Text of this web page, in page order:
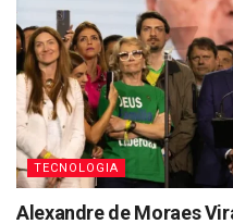
TECNOLOGIA
Alexandre de Moraes